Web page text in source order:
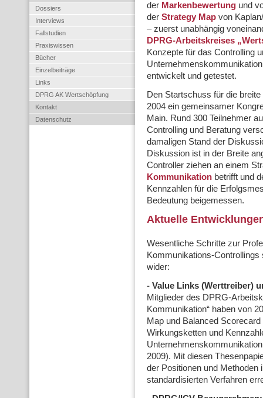
Dossiers
Interviews
Fallstudien
Praxiswissen
Bücher
Einzelbeiträge
Links
DPRG AK Wertschöpfung
Kontakt
Datenschutz
der Markenbewertung und
der Strategy Map von
– zuerst unabhängig
DPRG-Arbeitskreises
Konzepte für das Controlling
entwickelt und getestet.
Den Startschuss für die
2004 ein gemeinsamer
Main. Rund 300 Teilnehmer
Controlling und Beratung
damaligen Stand der
Diskussion ist in der Breite
Controller ziehen an einem
Kommunikation betrifft und
Kennzahlen für die
Bedeutung beigemessen.
Aktuelle
Wesentliche Schritte zur
Kommunikations-Controllings
wider:
- Value Links (Werttreiber)
Mitglieder des DPRG-
Kommunikation“ haben von
Map und Balanced
Wirkungsketten und
2009). Mit diesen
der Positionen und Methoden
standardisierten Verfahren